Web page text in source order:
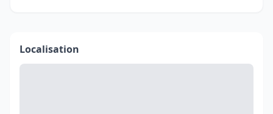
Localisation